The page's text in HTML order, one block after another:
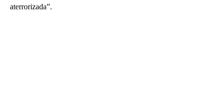
aterrorizada”.